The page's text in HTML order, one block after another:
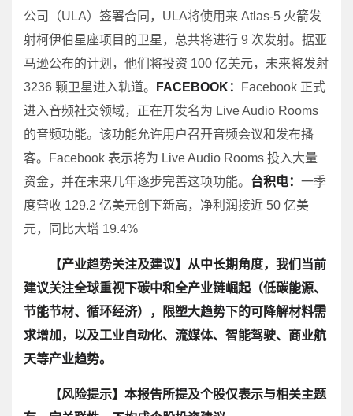
公司（ULA）签署合同，ULA将使用来 Atlas-5 火箭发
射柯伊伯星座项目的卫星，总共将进行 9 次发射。据亚
马逊公布的计划，他们将投资 100 亿美元，未来将发射
3236 颗卫星进入轨道。
FACEBOOK：
Facebook 正式
进入音频社交领域，正在开发名为 Live Audio Rooms
的音频功能。该功能允许用户召开音频会议和发布播
客。Facebook 表示将为 Live Audio Rooms 投入大量
资金，并在未来几年逐步完善这项功能。 台积电： 一季
度营收 129.2 亿美元创下新高，净利润接近 50 亿美
元，同比大增 19.4%
【产业趋势关注及建议】从中长期角度，我们当前
建议关注全球重视下碳中和全产业链崛起（低碳能源、
节能节材、循环经济），限塑大趋势下的可降解材料需
求增加，以及工业自动化、流媒体、智能驾驶、商业航
天等产业趋势。
【风险提示】本报告所提及个股仅表示与相关主题